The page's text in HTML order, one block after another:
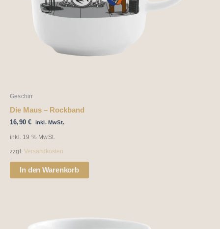
Geschirr
Die Maus – Rockband
16,90€ inkl. MwSt.
inkl. 19 % MwSt.
zzgl.Versandkosten
In den Warenkorb